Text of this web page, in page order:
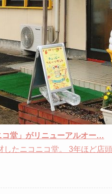
堂」がリニューアルオー…
したニコニコ堂。 3年ほど店